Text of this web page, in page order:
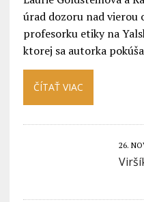
úrad dozoru nad vierou
profesorku etiky na
ktorej sa autorka
ČÍTAŤ VIAC
26.